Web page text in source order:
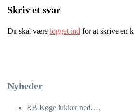
Skriv et svar
Du skal være logget ind for at skrive en
Nyheder
RB Køge lukker ned….